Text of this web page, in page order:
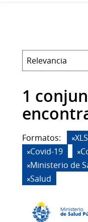
1
Formatos:
Covid-19
Ministerio de
Salud